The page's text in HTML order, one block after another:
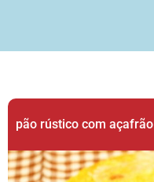
pão rústico com açafrão